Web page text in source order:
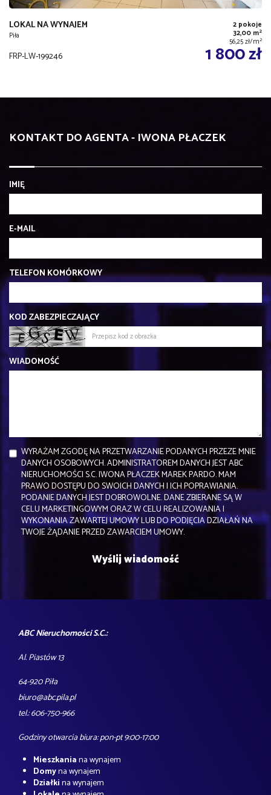
LOKAL NA WYNAJEM
Piła
2 pokoje
32,00 m2
56,25 zł/m2
FRP-LW-199246 1 800 zł
KONTAKT DO AGENTA - IWONA PŁACZEK
IMIĘ
E-MAIL
TELEFON KOMÓRKOWY
KOD ZABEZPIECZAJĄCY
WIADOMOŚĆ
WYRAŻAM ZGODĘ NA PRZETWARZANIE PODANYCH PRZEZE MNIE
DANYCH OSOBOWYCH. ADMINISTRATOREM DANYCH JEST ABC
NIERUCHOMOŚCI S.C. IWONA PŁACZEK MAREK PARDO. MAM
PRAWO DOSTĘPU DO SWOICH DANYCH I ICH POPRAWIANIA.
PODANIE DANYCH JEST DOBROWOLNE. DANE ZBIERANE SĄ W
CELU MARKETINGOWYM ORAZ W CELU REALIZOWANIA I
WYKONANIA ZAWARTEJ UMOWY LUB DO PODJĘCIA DZIAŁAŃ NA
TWOJE ŻĄDANIE PRZED ZAWARCIEM UMOWY.
ABC Nieruchomości S.C.:
Al. Piastów 13
64-920 Piła
biuro@abc.pila.pl
tel.: 606-750-966
Godziny otwarcia biura: pon-pt 9:00-17:00
Mieszkaniana wynajem
Domyna wynajem
Działkina wynajem